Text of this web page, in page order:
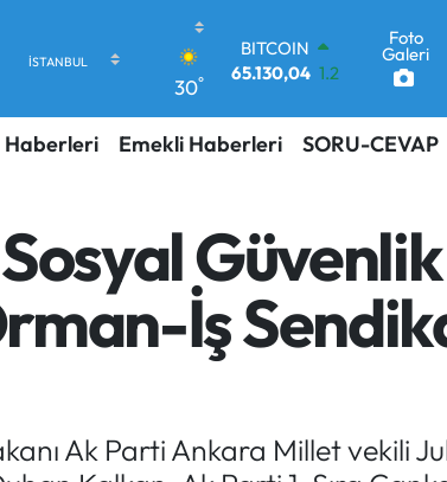
30°
DOLAR
47,7106 0.17
55,1652 0.27
STERLİN
BİST100
13.773 -19
BITCOIN
65.130,04 1.2
Foto
Galeri
Haberleri Emekli Haberleri SORU-CEVAP
İş
Ak Parti Ankara Millet vekili